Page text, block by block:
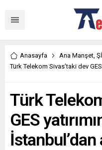
Anasayfa Ana Manşet,
Türk Telekom Sivas’taki dev GES
Türk
GES
İstanbul’dan